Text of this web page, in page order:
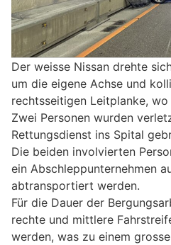
Der weisse Nissan drehte
um die eigene Achse und
rechtsseitigen Leitplanke,
Zwei Personen wurden
Rettungsdienst ins Spital
Die beiden involvierten
ein Abschleppunternehmen
abtransportiert werden.
Für die Dauer der
rechte und mittlere
werden, was zu einem